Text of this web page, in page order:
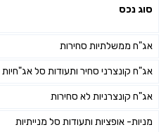
סוג נכס
אג"ח ממשלתיות סחירות
אג"ח קונצרני סחיר ותעודות סל אג"חיות
אג"ח קונצרניות לא סחירות
מניות- אופציות ותעודות סל מנייתיות